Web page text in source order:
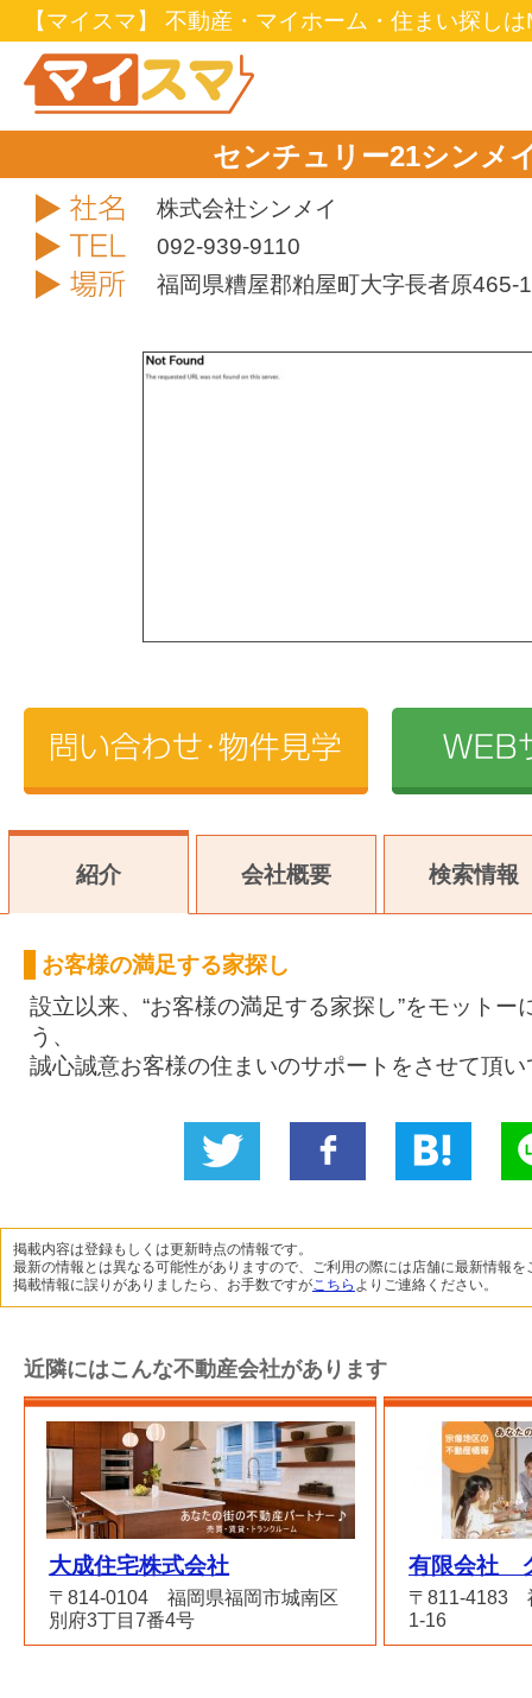
【マイスマ】 不動産・マイホーム・住まい探し
センチュリー21シンメ
社名
株式会社シンメイ
TEL
092-939-9110
住所
福岡県糟屋郡粕屋町大字長者原465-1
紹介 会社概要 検索情報
お客様の満足する家探し
設立以来、“お客様の満足する家探し”をモットー
う、
誠心誠意お客様の住まいのサポートをさせて頂
に投稿
ね！
掲載内容は登録もしくは更新時点の情報です。
最新の情報とは異なる可能性がありますので、ご利用の際には店舗に最新情報を
掲載情報に誤りがありましたら、お手数ですがこちら よりご連絡ください。
近隣にはこんな不動産会社があります
大成住宅株式会社
〒814-0104 福岡県福岡市城南区
別府3丁目7番4号
有限会社
〒811-4183
1-16